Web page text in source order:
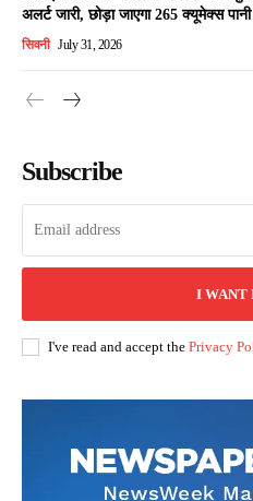
अलर्ट जारी, छोड़ा जाएगा 265 क्यूमेक्स पानी
सिवनी July 31, 2026
Subscribe
I WANT
I've read and accept the Privacy